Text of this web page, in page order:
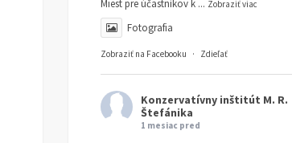
Miest pre účastníkov k ... Zobraziť viac
Fotografia
Zobraziť na Facebooku · Zdieľať
Konzervatívny inštitút M. R.
Štefánika
1 mesiac pred